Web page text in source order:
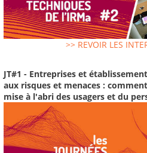
>> REVOIR LES
JT#1 - Entreprises et
aux risques et menaces :
mise à l'abri des usagers et du